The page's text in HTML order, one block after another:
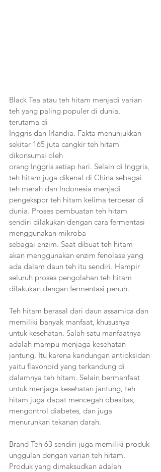
Black Tea atau teh hitam menjadi varian
teh yang paling populer di dunia,
terutama di
Inggris dan Irlandia. Fakta menunjukkan
sekitar 165 juta cangkir teh hitam
dikonsumsi oleh
orang Inggris setiap hari. Selain di Inggris,
teh hitam juga dikenal di China sebagai
teh merah dan Indonesia menjadi
pengekspor teh hitam kelima terbesar di
dunia. Proses pembuatan teh hitam
sendiri dilakukan dengan cara fermentasi
menggunakan mikroba
sebagai enzim. Saat dibuat teh hitam
akan menggunakan enzim fenolase yang
ada dalam daun teh itu sendiri. Hampir
seluruh proses pengolahan teh hitam
dilakukan dengan fermentasi penuh.
Teh hitam berasal dari daun assamica dan
memiliki banyak manfaat, khususnya
untuk kesehatan. Salah satu manfaatnya
adalah mampu menjaga kesehatan
jantung. Itu karena kandungan antioksidan
yaitu flavonoid yang terkandung di
dalamnya teh hitam. Selain bermanfaat
untuk menjaga kesehatan jantung, teh
hitam juga dapat mencegah obesitas,
mengontrol diabetes, dan juga
menurunkan tekanan darah.
Brand Teh 63 sendiri juga memiliki produk
unggulan dengan varian teh hitam.
Produk yang dimaksudkan adalah